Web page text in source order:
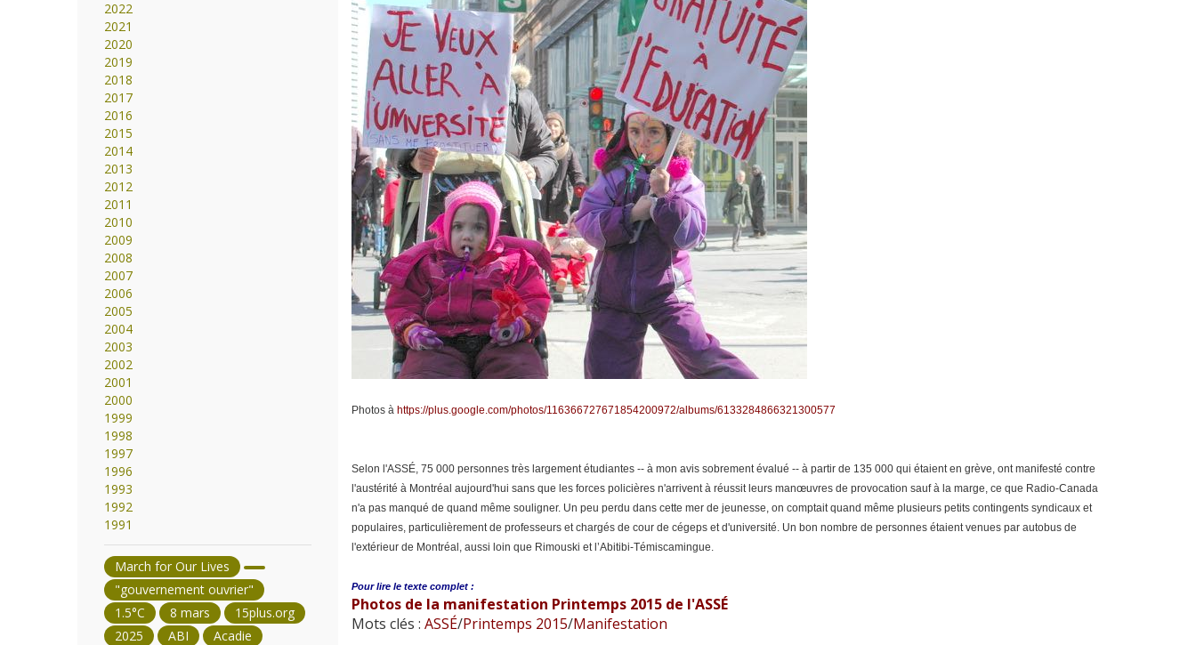
Photos à https://plus.google.com/photos/116366727671854200972/albums/6133284866321300577
Selon l'ASSÉ, 75 000 personnes très largement étudiantes -- à mon avis sobrement évalué -- à partir de 135 000 qui étaient en grève, ont manifesté contre
l'austérité à Montréal aujourd'hui sans que les forces policières n'arrivent à réussit leurs manœuvres de provocation sauf à la marge, ce que Radio-Canada
n'a pas manqué de quand même souligner. Un peu perdu dans cette mer de jeunesse, on comptait quand même plusieurs petits contingents syndicaux et
populaires, particulièrement de professeurs et chargés de cour de cégeps et d'université. Un bon nombre de personnes étaient venues par autobus de
l'extérieur de Montréal, aussi loin que Rimouski et l’Abitibi-Témiscamingue.
Pour lire le texte complet :
Photos de la manifestation Printemps 2015 de l'ASSÉ
Mots clés : ASSÉ/Printemps 2015/Manifestation
2022
2021
2020
2019
2018
2017
2016
2015
2014
2013
2012
2011
2010
2009
2008
2007
2006
2005
2004
2003
2002
2001
2000
1999
1998
1997
1996
1993
1992
1991
March for Our Lives
"gouvernement ouvrier"
1.5°C
8 mars
15plus.org
2025
ABI
Acadie